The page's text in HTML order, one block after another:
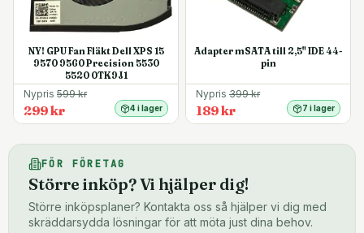
NY! GPU Fan Fläkt Dell XPS 15
9570 9560 Precision 5530
5520 0TK9J1
Nypris 599kr
299 kr 4 i lager
Adapter mSATA till 2,5" IDE 44-
pin
Nypris 399kr
189 kr 7 i lager
FÖR FÖRETAG
Större inköp? Vi hjälper dig!
Större inköpsplaner? Kontakta oss så hjälper vi dig med
skräddarsydda lösningar för att möta just dina behov.